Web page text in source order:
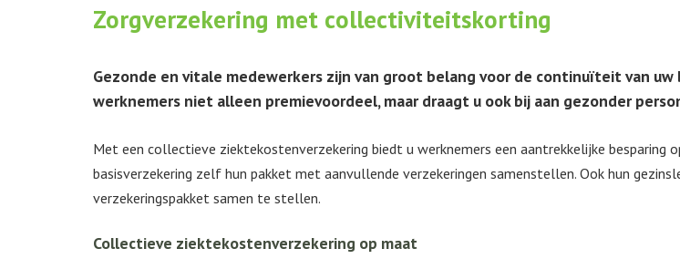
Zorgverzekering met collectiviteitskorting
Gezonde en vitale medewerkers zijn van groot belang voor de continuïteit van
werknemers niet alleen premievoordeel, maar draagt u ook bij aan gezonder
Met een collectieve ziektekostenverzekering biedt u werknemers een aantrekkelijke besparing
basisverzekering zelf hun pakket met aanvullende verzekeringen samenstellen. Ook hun
verzekeringspakket samen te stellen.
Collectieve ziektekostenverzekering op maat